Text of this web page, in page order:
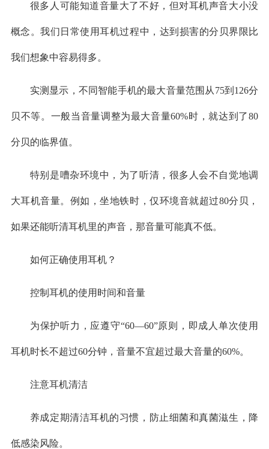
很多人可能知道音量大了不好，但对耳机声音大小没
概念。我们日常使用耳机过程中，达到损害的分贝界限比
我们想象中容易得多。
实测显示，不同智能手机的最大音量范围从75到126分
贝不等。一般当音量调整为最大音量60%时，就达到了80
分贝的临界值。
特别是嘈杂环境中，为了听清，很多人会不自觉地调
大耳机音量。例如，坐地铁时，仅环境音就超过80分贝，
如果还能听清耳机里的声音，那音量可能真不低。
如何正确使用耳机？
控制耳机的使用时间和音量
为保护听力，应遵守“60—60”原则，即成人单次使用
耳机时长不超过60分钟，音量不宜超过最大音量的60%。
注意耳机清洁
养成定期清洁耳机的习惯，防止细菌和真菌滋生，降
低感染风险。